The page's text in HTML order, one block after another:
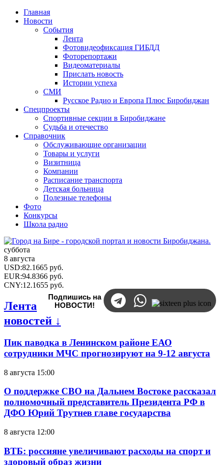
Главная
Новости
События
Лента
Фотовидеофиксация ГИБДД
Фоторепортажи
Видеоматериалы
Прислать новость
Истории успеха
СМИ
Русское Радио и Европа Плюс Биробиджан
Спецпроекты
Спортивные секции в Биробиджане
Судьба и отечество
Справочник
Обслуживающие организации
Товары и услуги
Визитница
Компании
Расписание транспорта
Детская больница
Полезные телефоны
Фото
Конкурсы
Школа радио
суббота
8 августа
USD:82.1665 руб.
EUR:94.8366 руб.
CNY:12.1655 руб.
Подпишись на
НОВОСТИ!
Лента
новостей ↓
Пик паводка в Ленинском районе ЕАО
сотрудники МЧС прогнозируют на 9-12 августа
8 августа 15:00
О поддержке СВО на Дальнем Востоке рассказал
полномочный представитель Президента РФ в
ДФО Юрий Трутнев главе государства
8 августа 12:00
ВТБ: россияне увеличивают расходы на спорт и
здоровый образ жизни